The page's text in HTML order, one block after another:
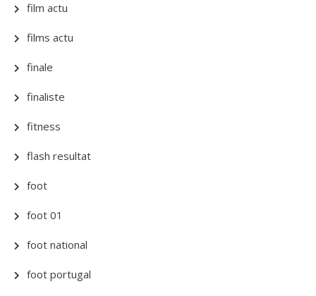
film actu
films actu
finale
finaliste
fitness
flash resultat
foot
foot 01
foot national
foot portugal